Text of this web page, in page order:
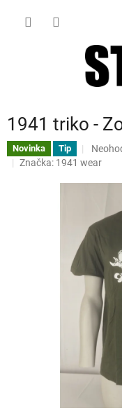
1941 triko -
Novinka Tip
5
Značka: 1941 wear